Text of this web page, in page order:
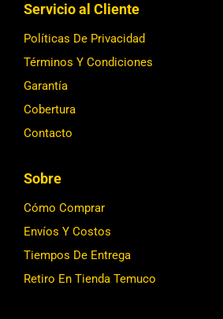
Servicio al Cliente
Políticas De Privacidad
Términos Y Condiciones
Garantía
Cobertura
Contacto
Sobre
Cómo Comprar
Envíos Y Costos
Tiempos De Entrega
Retiro En Tienda Temuco